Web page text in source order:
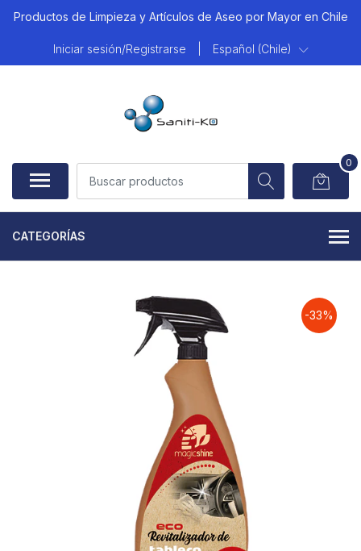
Productos de Limpieza y Artículos de Aseo por Mayor en Chile
Iniciar sesión/Registrarse Español (Chile)
0
CATEGORÍAS
-33%